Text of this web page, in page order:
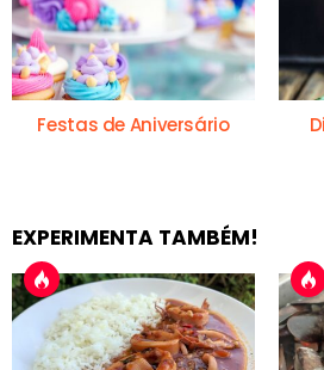
Festas de Aniversário
EXPERIMENTA TAMBÉM!